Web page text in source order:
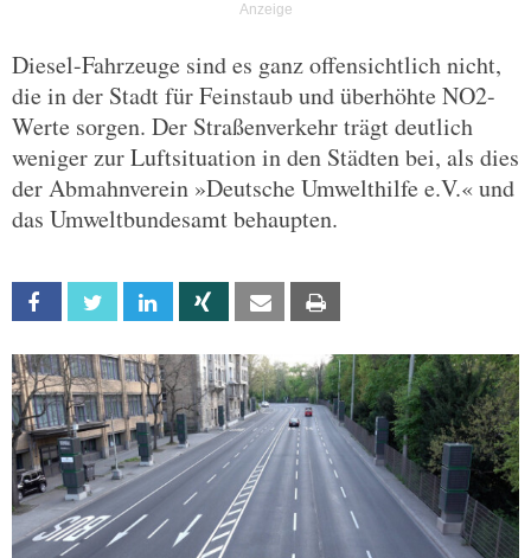
Diesel-Fahrzeuge sind es ganz offensichtlich nicht,
die in der Stadt für Feinstaub und überhöhte NO2-
Werte sorgen. Der Straßenverkehr trägt deutlich
weniger zur Luftsituation in den Städten bei, als dies
der Abmahnverein »Deutsche Umwelthilfe e.V.« und
das Umweltbundesamt behaupten.
Facebook Twitter Linkedin Xing Email